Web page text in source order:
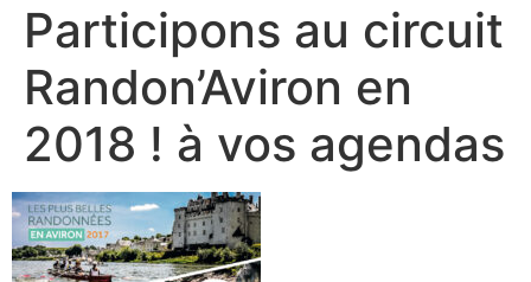
Participons au circuit
Randon’Aviron en
2018 ! à vos agendas